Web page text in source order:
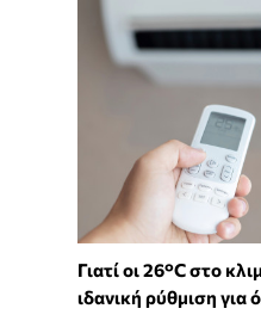
Γιατί οι 26°C στο
ιδανική ρύθμιση για